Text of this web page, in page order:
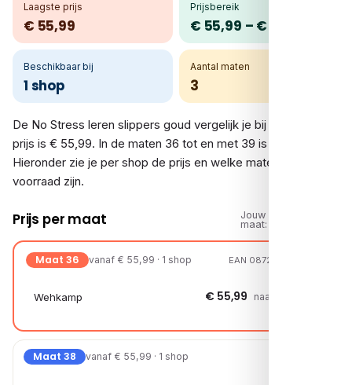
Laagste prijs
€ 55,99
Prijsbereik
€ 55,99 – € 55,99
Beschikbaar bij
1 shop
Aantal maten
3
De No Stress leren slippers goud vergelijk je bij 1 shop. De
prijs is € 55,99. In de maten 36 tot en met 39 is er voorraad.
Hieronder zie je per shop de prijs en welke maten op
voorraad zijn.
Prijs per maat
Jouw
maat:
Maat 36 vanaf € 55,99 · 1 shop EAN 08720527581081
Wehkamp € 55,99 naar shop →
Maat 38 vanaf € 55,99 · 1 shop